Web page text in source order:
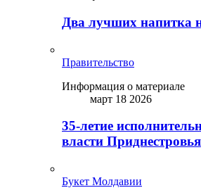
Два лучших напитка
Правительство
Информация о материале
март 18 2026
35-летие
власти Приднестровья
Букет Молдавии